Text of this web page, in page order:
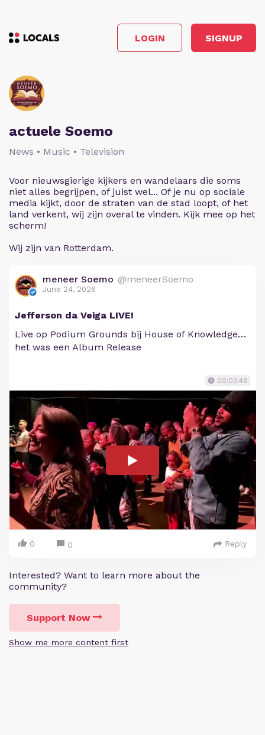
LOGIN SIGNUP
actuele Soemo
News • Music • Television
Voor nieuwsgierige kijkers en wandelaars die soms
niet alles begrijpen, of juist wel... Of je nu op sociale
media kijkt, door de straten van de stad loopt, of het
land verkent, wij zijn overal te vinden. Kijk mee op het
scherm!
Wij zijn van Rotterdam.
meneer Soemo @meneerSoemo
June 24, 2026
Jefferson da Veiga LIVE!
Live op Podium Grounds bij House of Knowledge…
het was een Album Release
00:03:48
0 0 Reply
Interested? Want to learn more about the
community?
Support Now
Show me more content first